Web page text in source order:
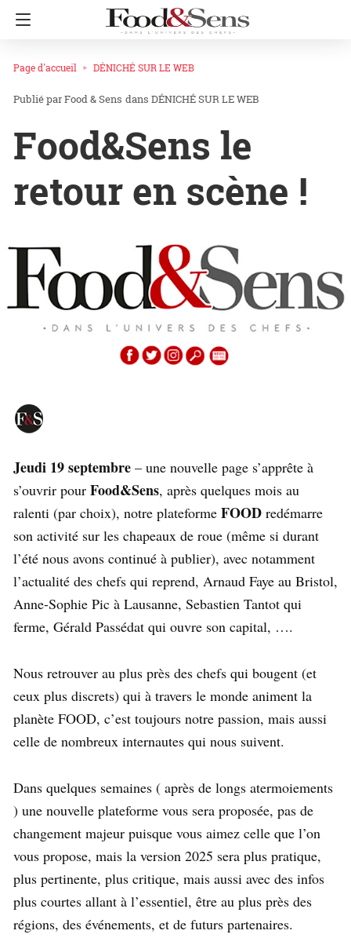
Page d'accueil DÉNICHÉ SUR LE WEB
Food & Sens dans DÉNICHÉ SUR LE WEB
Food&Sens le
retour en scène !
Jeudi 19 septembre – une nouvelle page s’apprête à
s’ouvrir pour Food&Sens, après quelques mois au
ralenti (par choix), notre plateforme FOOD redémarre
son activité sur les chapeaux de roue (même si durant
l’été nous avons continué à publier), avec notamment
l’actualité des chefs qui reprend, Arnaud Faye au Bristol,
Anne-Sophie Pic à Lausanne, Sebastien Tantot qui
ferme, Gérald Passédat qui ouvre son capital, ….
Nous retrouver au plus près des chefs qui bougent (et
ceux plus discrets) qui à travers le monde animent la
planète FOOD, c’est toujours notre passion, mais aussi
celle de nombreux internautes qui nous suivent.
Dans quelques semaines ( après de longs atermoiements
) une nouvelle plateforme vous sera proposée, pas de
changement majeur puisque vous aimez celle que l’on
vous propose, mais la version 2025 sera plus pratique,
plus pertinente, plus critique, mais aussi avec des infos
plus courtes allant à l’essentiel, être au plus près des
régions, des événements, et de futurs partenaires.